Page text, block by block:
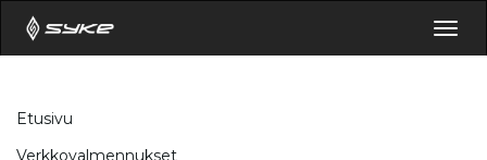
Etusivu
Verkkovalmennukset